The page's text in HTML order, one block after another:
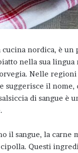
nordica, è
nella sua
Nelle
suggerisce il
di sangue è
sangue, la carne
cipolla. Questi